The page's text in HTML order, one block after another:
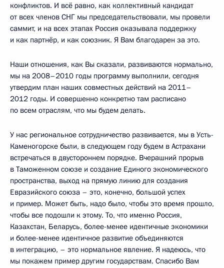
конфликтов. И всё равно, как коллективный кандидат
от всех членов СНГ мы председательствовали, мы провели
саммит, и на всех этапах Россия оказывала поддержку
и как партнёр, и как союзник. Я Вам благодарен за это.
Наши отношения, как Вы сказали, развиваются нормально,
мы на 2008–2010 годы программу выполнили, сегодня
утвердим план наших совместных действий на 2011–
2012 годы. И совершенно конкретно там расписано
по всем отраслям, что мы будем делать.
У нас региональное сотрудничество развивается, мы в Усть-
Каменогорске были, в следующем году будем в Астрахани
встречаться в двустороннем порядке. Вчерашний прорыв
в Таможенном союзе и создание Единого экономического
пространства, выход на прямую линию для создания
Евразийского союза – это, конечно, большой успех
и пример. Может быть, надо было, чтобы это время прошло,
чтобы все подошли к этому. То, что именно Россия,
Казахстан, Беларусь, более-менее идентичные экономики
и более-менее идентичное развитие объединяются
в интеграцию, – это нормальное явление. Я надеюсь, что
мы покажем пример другим государствам. Спасибо Вам